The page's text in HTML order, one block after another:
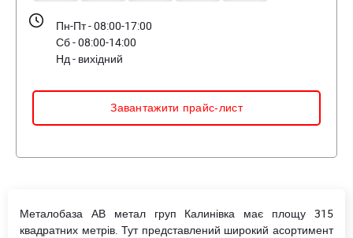
Пн-Пт - 08:00-17:00
Сб - 08:00-14:00
Нд - вихідний
Завантажити прайс-лист
Металобаза АВ метал груп Калинівка має площу 315
квадратних метрів. Тут представлений широкий асортимент